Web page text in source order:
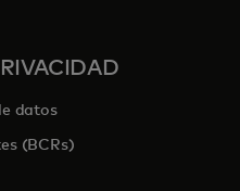
en una pestaña nueva
datos
(BCRs)